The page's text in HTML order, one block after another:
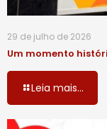
29 de julho de 2026
Um momento
Leia mais...